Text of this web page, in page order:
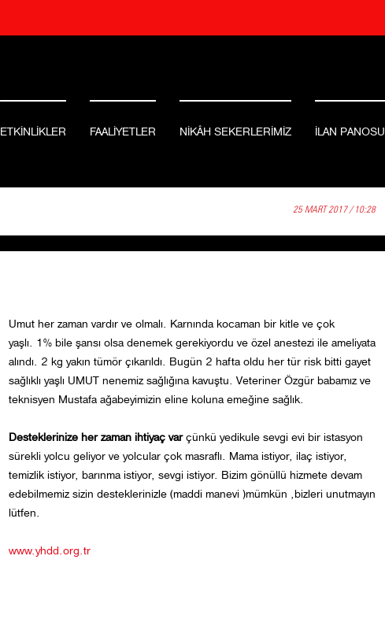
ETKİNLİKLER FAALİYETLER NİKÂH SEKERLERİMİZ İLAN PANOSU
25 MART 2017 / 10:28
Umut her zaman vardır ve olmalı. Karnında kocaman bir kitle ve çok
yaşlı. 1% bile şansı olsa denemek gerekiyordu ve özel anestezi ile ameliyata
alındı. 2 kg yakın tümör çıkarıldı. Bugün 2 hafta oldu her tür risk bitti gayet
sağlıklı yaşlı UMUT nenemiz sağlığına kavuştu. Veteriner Özgür babamız ve
teknisyen Mustafa ağabeyimizin eline koluna emeğine sağlık.
Desteklerinize her zaman ihtiyaç varçünkü yedikule sevgi evi bir istasyon
sürekli yolcu geliyor ve yolcular çok masraflı. Mama istiyor, ilaç istiyor,
temizlik istiyor, barınma istiyor, sevgi istiyor. Bizim gönüllü hizmete devam
edebilmemiz sizin desteklerinizle (maddi manevi )mümkün ,bizleri unutmayın
lütfen.
www.yhdd.org.tr